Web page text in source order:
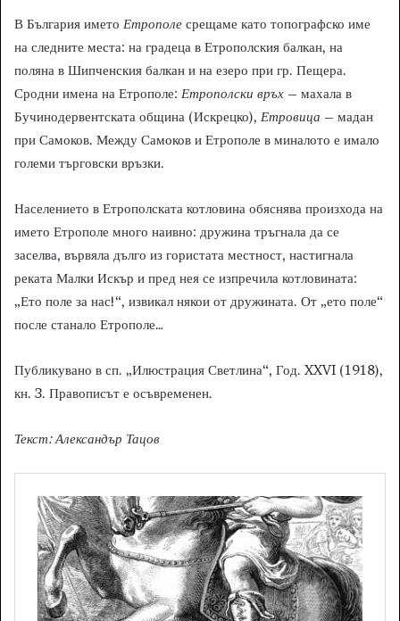
В България името Етрополе срещаме като топографско име
на следните места: на градеца в Етрополския балкан, на
поляна в Шипченския балкан и на езеро при гр. Пещера.
Сродни имена на Етрополе: Етрополски връх – махала в
Бучинодервентската община (Искрецко), Етровица – мадан
при Самоков. Между Самоков и Етрополе в миналото е имало
големи търговски връзки.
Населението в Етрополската котловина обяснява произхода на
името Етрополе много наивно: дружина тръгнала да се
заселва, вървяла дълго из гористата местност, настигнала
реката Малки Искър и пред нея се изпречила котловината:
„Ето поле за нас!“, извикал някои от дружината. От „ето поле“
после станало Етрополе…
Публикувано в сп. „Илюстрация Светлина“, Год. XXVI (1918),
кн. 3. Правописът е осъвременен.
Текст: Александър Тацов